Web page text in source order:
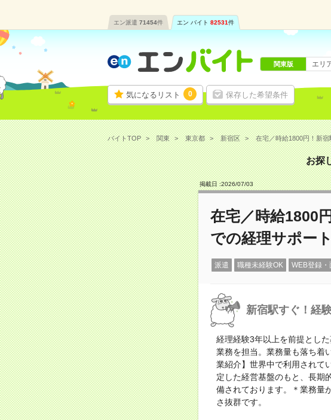
エン派遣 71454件 エン バイト 82531件
気になるリスト 0 保存した希望条件
関東版 エリ
バイトTOP 関東 東京都 新宿区 在宅／時給1800円！新
お探
掲載日 :2026/07/03
在宅／時給1800
での経理サポート
派遣 職種未経験OK WEB登録・
新宿駅すぐ！経
経理経験3年以上を前提とし
業務を担当。業務量も落ち着
業紹介】世界中で利用されて
定した経営基盤のもと、長期
備されております。＊業務量
さ抜群です。